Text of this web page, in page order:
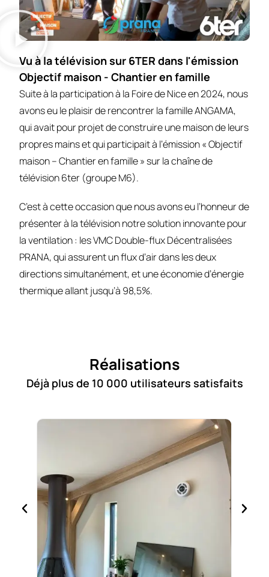
Vu à la télévision sur 6TER dans l'émission
Objectif maison - Chantier en famille
Suite à la participation à la Foire de Nice en 2024, nous
avons eu le plaisir de rencontrer la famille ANGAMA,
qui avait pour projet de construire une maison de leurs
propres mains et qui participait à l’émission « Objectif
maison – Chantier en famille » sur la chaîne de
télévision 6ter (groupe M6).
C’est à cette occasion que nous avons eu l’honneur de
présenter à la télévision notre solution innovante pour
la ventilation : les VMC Double-flux Décentralisées
PRANA, qui assurent un flux d’air dans les deux
directions simultanément, et une économie d’énergie
thermique allant jusqu’à 98,5%.
Réalisations
Déjà plus de 10 000 utilisateurs satisfaits